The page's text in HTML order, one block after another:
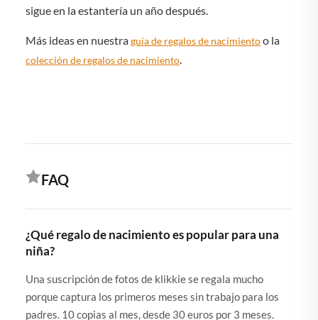
sigue en la estantería un año después.
Más ideas en nuestraguía de regalos de nacimientoo la
colección de regalos de nacimiento.
FAQ
¿Qué regalo de nacimiento es popular para una
niña?
Una suscripción de fotos de klikkie se regala mucho
porque captura los primeros meses sin trabajo para los
padres. 10 copias al mes, desde 30 euros por 3 meses.